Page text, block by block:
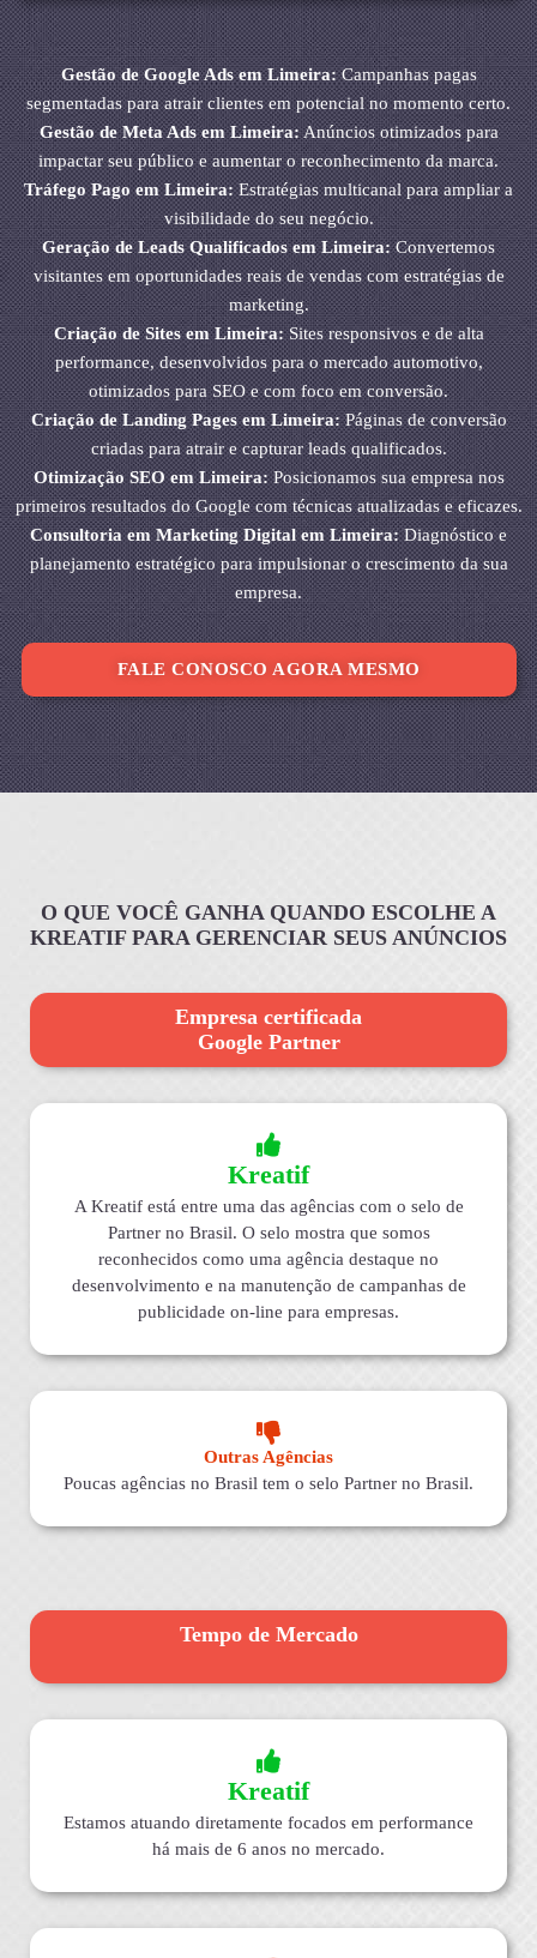
Gestão de Google Ads em Limeira:Campanhas pagas
segmentadas para atrair clientes em potencial no momento certo.
Gestão de Meta Ads em Limeira:Anúncios otimizados para
impactar seu público e aumentar o reconhecimento da marca.
Tráfego Pago em Limeira:Estratégias multicanal para ampliar a
visibilidade do seu negócio.
Geração de Leads Qualificados em Limeira:Convertemos
visitantes em oportunidades reais de vendas com estratégias de
marketing.
Criação de Sites em Limeira:Sites responsivos e de alta
performance, desenvolvidos para o mercado automotivo,
otimizados para SEO e com foco em conversão.
Criação de Landing Pages em Limeira:Páginas de conversão
criadas para atrair e capturar leads qualificados.
Otimização SEO em Limeira:Posicionamos sua empresa nos
primeiros resultados do Google com técnicas atualizadas e eficazes.
Consultoria em Marketing Digital em Limeira:Diagnóstico e
planejamento estratégico para impulsionar o crescimento da sua
empresa.
FALE CONOSCO AGORA MESMO
O QUE VOCÊ GANHA QUANDO ESCOLHE A
KREATIF PARA GERENCIAR SEUS ANÚNCIOS
Empresa certificada
Google Partner
Kreatif
A Kreatif está entre uma das agências com o selo de
Partner no Brasil. O selo mostra que somos
reconhecidos como uma agência destaque no
desenvolvimento e na manutenção de campanhas de
publicidade on-line para empresas.
Outras Agências
Poucas agências no Brasil tem o selo Partner no Brasil.
Tempo de Mercado
Kreatif
Estamos atuando diretamente focados em performance
há mais de 6 anos no mercado.